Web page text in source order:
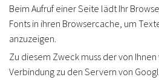
Beim Aufruf einer Seite lädt Ihr
Fonts in ihren Browsercache, um
anzuzeigen.
Zu diesem Zweck muss der von
Verbindung zu den Servern von